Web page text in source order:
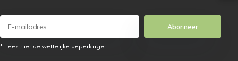
Abonneer
* Lees hier de wettelijke beperkingen